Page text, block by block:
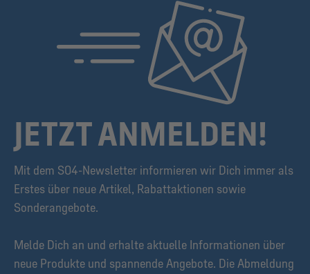
JETZT ANMELDEN!
Mit dem S04-Newsletter informieren wir Dich immer als
Erstes über neue Artikel, Rabattaktionen sowie
Sonderangebote.
Melde Dich an und erhalte aktuelle Informationen über
neue Produkte und spannende Angebote. Die Abmeldung